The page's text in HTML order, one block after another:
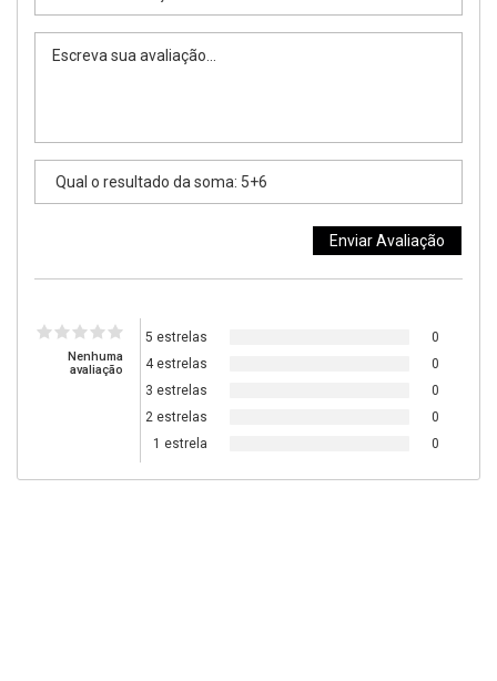
Nenhuma
avaliação
5 estrelas
0
4 estrelas
0
3 estrelas
0
2 estrelas
0
1 estrela
0